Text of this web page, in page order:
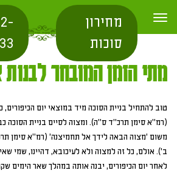
מחירון
סוכות
מתי הזמן המובחר
טוב להתחיל בניית הסוכה מיד במוצאי יום
(רמ"א סימן תרכ"ד ס"ה). ומצוה לסיים בניית הסוכה
משום 'מצוה הבאה לידך אל תחמיצנה' (רמ"א סימן
ב'). אולם, כל זה למצוה ולא לעיכובא, דהיינו, שמי
לאחר יום הכיפורים, יבנה אותה במהלך שאר הימים